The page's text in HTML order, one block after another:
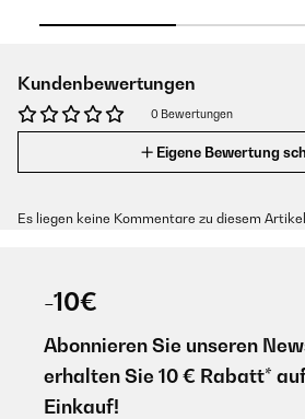
Kundenbewertungen
0 Bewertungen
Eigene Bewertung
Es liegen keine Kommentare zu diesem
-10€
Abonnieren Sie unseren
erhalten Sie 10 € Rabatt*
Einkauf!